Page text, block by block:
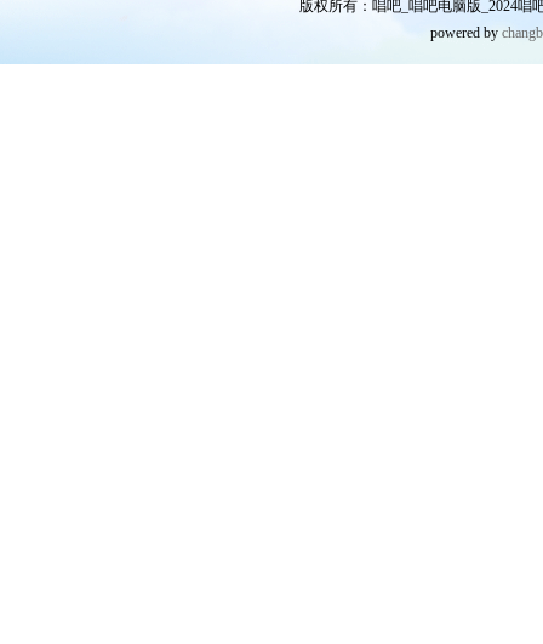
版权所有：唱吧_唱吧电脑版_2024唱
powered by